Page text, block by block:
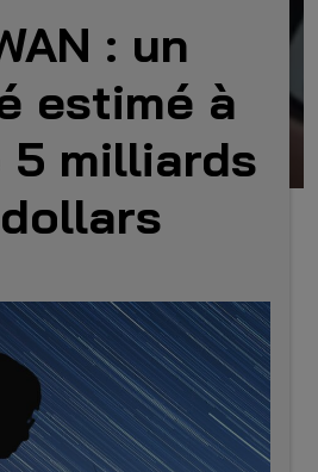
: un
estimé à
5 milliards